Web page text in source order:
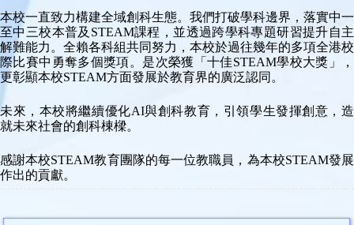
本校一直致力構建全域創科生態。我們打破學科邊界，落實中一
至中三校本普及STEAM課程，並透過跨學科專題研習提升自主
解難能力。全賴各科組共同努力，本校於過往幾年的多項全港校
際比賽中勇奪多個獎項。是次榮獲「十佳STEAM學校大獎」，
更彰顯本校STEAM方面發展於教育界的廣泛認同。
未來，本校將繼續優化AI與創科教育，引領學生發揮創意，造
就未來社會的創科棟樑。
感謝本校STEAM教育團隊的每一位教職員，為本校STEAM發展
作出的貢獻。